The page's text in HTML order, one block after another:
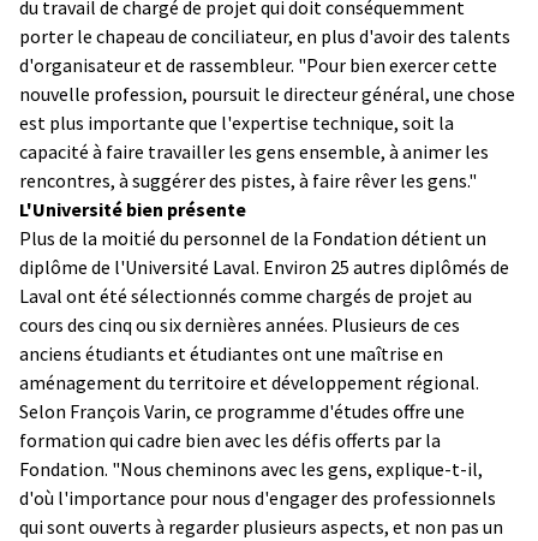
du travail de chargé de projet qui doit conséquemment
porter le chapeau de conciliateur, en plus d'avoir des talents
d'organisateur et de rassembleur. "Pour bien exercer cette
nouvelle profession, poursuit le directeur général, une chose
est plus importante que l'expertise technique, soit la
capacité à faire travailler les gens ensemble, à animer les
rencontres, à suggérer des pistes, à faire rêver les gens."
L'Université bien présente
Plus de la moitié du personnel de la Fondation détient un
diplôme de l'Université Laval. Environ 25 autres diplômés de
Laval ont été sélectionnés comme chargés de projet au
cours des cinq ou six dernières années. Plusieurs de ces
anciens étudiants et étudiantes ont une maîtrise en
aménagement du territoire et développement régional.
Selon François Varin, ce programme d'études offre une
formation qui cadre bien avec les défis offerts par la
Fondation. "Nous cheminons avec les gens, explique-t-il,
d'où l'importance pour nous d'engager des professionnels
qui sont ouverts à regarder plusieurs aspects, et non pas un